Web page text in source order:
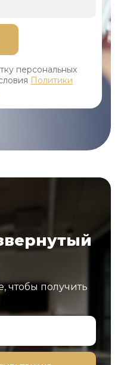
персональных
Политики
чтобы получить